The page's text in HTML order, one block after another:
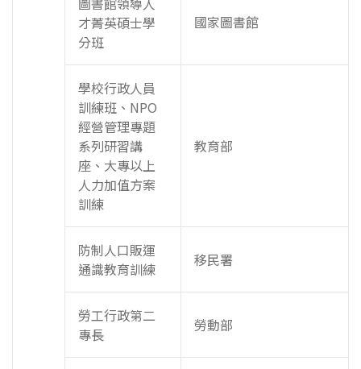
才菁英碩士學
分班
國家圖書館
學校行政人員
訓練班、NPO
經營管理專題
系列研習講
座、大專以上
人力加值方案
訓練
教育部
防制人口販運
通識教育訓練
移民署
勞工行政第二
專長
勞動部